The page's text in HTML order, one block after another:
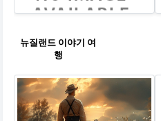
뉴질랜드 이야기 여
행